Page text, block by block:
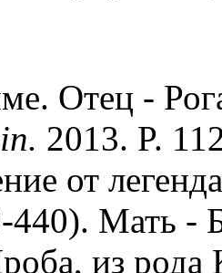
Отец -
2013. P.
от
440). Мать -
из рода